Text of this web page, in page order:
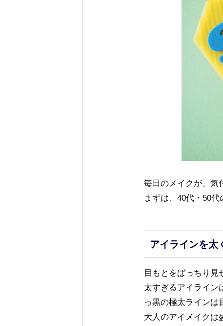
毎日のメイクが、気
まずは、40代・50代
アイラインを太
目もとをぱっちり見
太すぎるアイライン
っ黒の極太ラインは
大人のアイメイクは